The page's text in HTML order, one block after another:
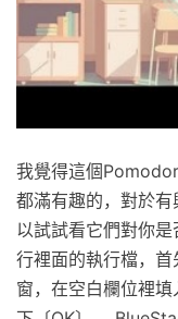
我覺得這個
都滿有趣的，對於
以試試看它們對你
行裡面的執行檔，
窗，在空白欄位裡